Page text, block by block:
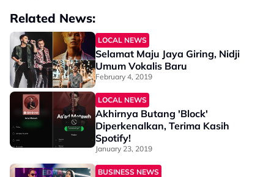
Related News:
LOCAL NEWS
Selamat Maju Jaya Giring, Nidji
Umum Vokalis Baru
February 4, 2019
LOCAL NEWS
Akhirnya Butang 'Block'
Diperkenalkan, Terima Kasih
Spotify!
January 23, 2019
BUSINESS NEWS